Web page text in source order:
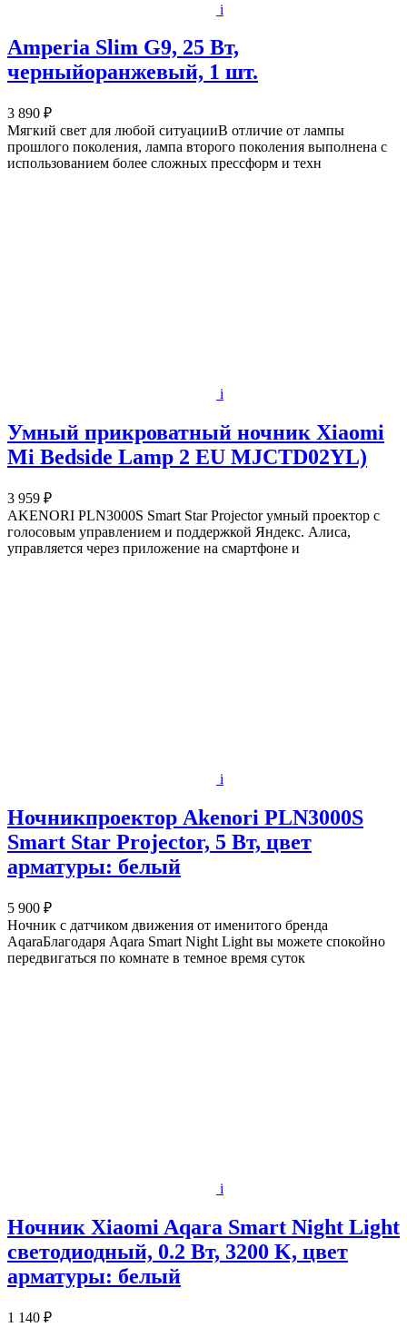
i
Amperia Slim G9, 25 Вт,
черныйоранжевый, 1 шт.
3 890 ₽
Мягкий свет для любой ситуацииВ отличие от лампы
прошлого поколения, лампа второго поколения выполнена с
использованием более сложных прессформ и техн
i
Умный прикроватный ночник Xiaomi
Mi Bedside Lamp 2 EU MJCTD02YL)
3 959 ₽
AKENORI PLN3000S Smart Star Projector умный проектор с
голосовым управлением и поддержкой Яндекс. Алиса,
управляется через приложение на смартфоне и
i
Ночникпроектор Akenori PLN3000S
Smart Star Projector, 5 Вт, цвет
арматуры: белый
5 900 ₽
Ночник с датчиком движения от именитого бренда
AqaraБлагодаря Aqara Smart Night Light вы можете спокойно
передвигаться по комнате в темное время суток
i
Ночник Xiaomi Aqara Smart Night Light
светодиодный, 0.2 Вт, 3200 K, цвет
арматуры: белый
1 140 ₽